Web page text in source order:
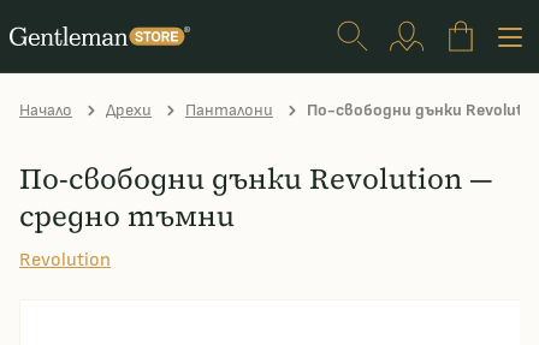
Начало Дрехи Панталони По-свободни дънки
По-свободни дънки Revolution —
средно тъмни
Revolution